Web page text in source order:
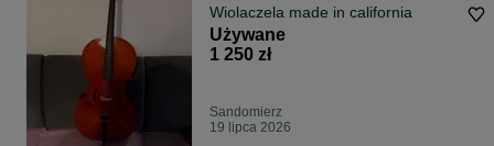
Wiolaczela made in california
Używane
1 250 zł
Sandomierz
19 lipca 2026